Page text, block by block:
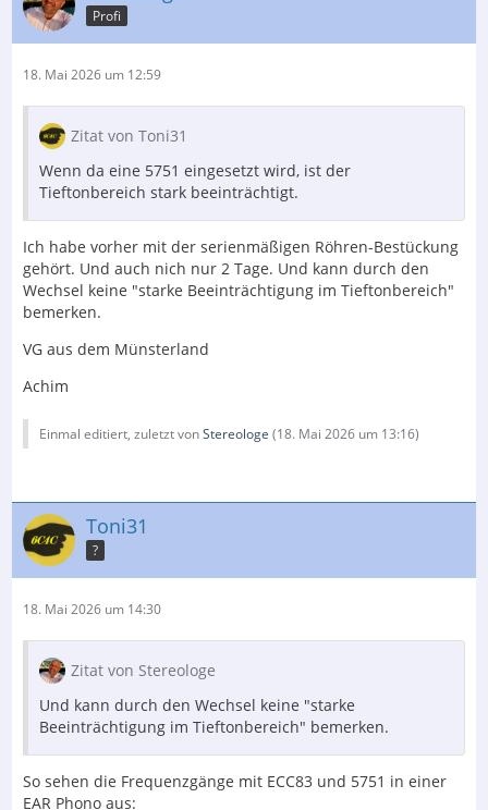
Profi
18. Mai 2026 um 12:59
Zitat von Toni31
Wenn da eine 5751 eingesetzt wird, ist der
Tieftonbereich stark beeinträchtigt.
Ich habe vorher mit der serienmäßigen Röhren-Bestückung
gehört. Und auch nich nur 2 Tage. Und kann durch den
Wechsel keine "starke Beeinträchtigung im Tieftonbereich"
bemerken.
VG aus dem Münsterland
Achim
Einmal editiert, zuletzt vonStereologe (18. Mai 2026 um 13:16)
Toni31
?
18. Mai 2026 um 14:30
Zitat von Stereologe
Und kann durch den Wechsel keine "starke
Beeinträchtigung im Tieftonbereich" bemerken.
So sehen die Frequenzgänge mit ECC83 und 5751 in einer
EAR Phono aus: